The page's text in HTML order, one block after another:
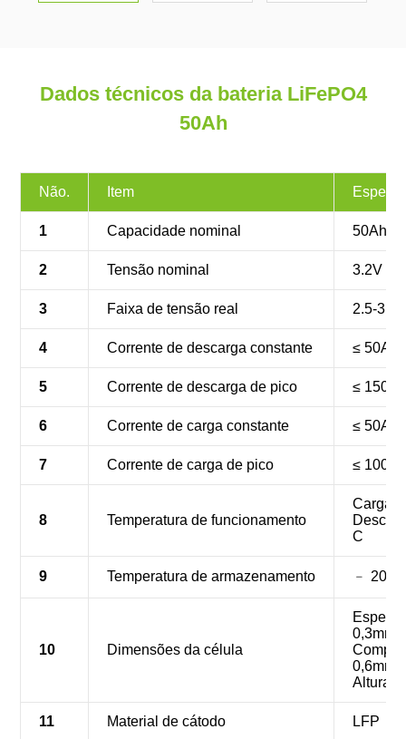
Dados técnicos da bateria LiFePO4
50Ah
Não. Item
1 Capacidade nominal 50Ah
2 Tensão nominal 3.2V
3 Faixa de tensão real 2.5-
4 Corrente de descarga constante ≤ 50A
5 Corrente de descarga de pico ≤ 150A
6 Corrente de carga constante ≤ 50A
7 Corrente de carga de pico ≤ 100A
8 Temperatura de funcionamento
Carga:
C
9 Temperatura de armazenamento ﹣ 20
10 Dimensões da célula
0,3mm
0,6mm
Altura:
11 Material de cátodo LFP